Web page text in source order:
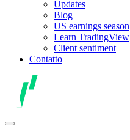
Updates
Blog
US earnings season
Learn TradingView
Client sentiment
Contatto